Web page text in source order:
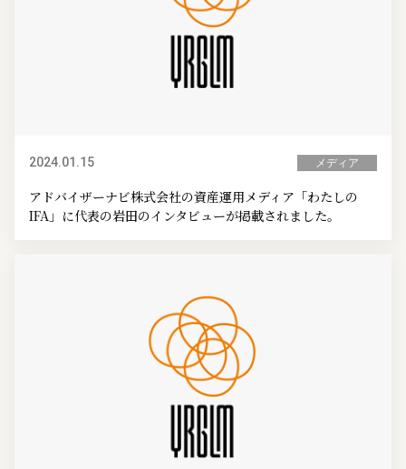
2024.01.15 メディア
アドバイザーナビ株式会社の資産運用メディア「わたしの
IFA」に代表の岩田のインタビューが掲載されました。